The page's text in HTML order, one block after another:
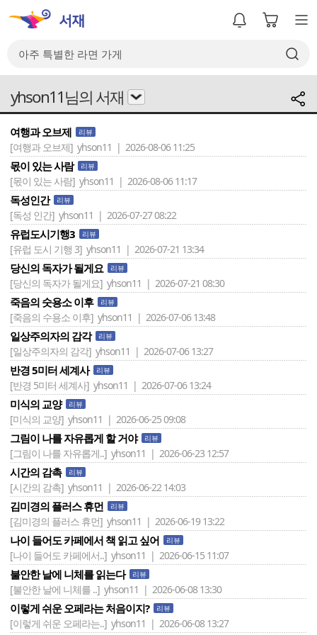
yhson11님의 서재
여행과 오브제 리뷰
[여행과 오브제] yhson11 | 2026-08-06 11:25
몫이 있는 사람 리뷰
[몫이 있는 사람] yhson11 | 2026-08-06 11:17
독성인간 리뷰
[독성 인간] yhson11 | 2026-07-27 08:22
유럽도시기행3 리뷰
[유럽 도시 기행 3] yhson11 | 2026-07-21 13:34
당신의 독자가 될게요 리뷰
[당신의 독자가 될게요] yhson11 | 2026-07-21 08:30
죽음의 숫용소 이후 리뷰
[죽음의 수용소 이후] yhson11 | 2026-07-06 13:48
일상주의자의 감각 리뷰
[일상주의자의 감각] yhson11 | 2026-07-06 13:27
반경 5미터 세계사 리뷰
[반경 5미터 세계사] yhson11 | 2026-07-06 13:24
미식의 교양 리뷰
[미식의 교양] yhson11 | 2026-06-25 09:08
그림이 나를 자유롭게 할 거야 리뷰
[그림이 나를 자유롭게..] yhson11 | 2026-06-23 12:57
시간의 감촉 리뷰
[시간의 감촉] yhson11 | 2026-06-22 14:03
김미경의 플러스 휴먼 리뷰
[김미경의 플러스 휴먼] yhson11 | 2026-06-19 13:22
나이 들어도 카페에서 책 읽고 싶어 리뷰
[나이 들어도 카페에서..] yhson11 | 2026-06-15 11:07
불안한 날에 니체를 읽는다 리뷰
[불안한 날에 니체를 ..] yhson11 | 2026-06-08 13:30
이렇게 쉬운 오페라는 처음이지? 리뷰
[이렇게 쉬운 오페라는..] yhson11 | 2026-06-08 13:27